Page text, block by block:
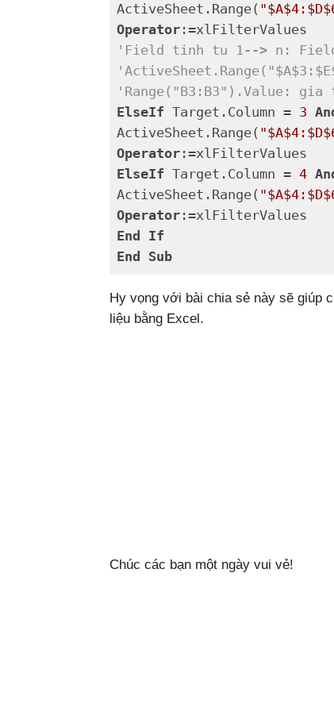
ActiveSheet.Range(
Operator
'Field tinh tu 1--> n: Field
'Range("B3:B3").Value:
ElseIf Target.Column = 3
ActiveSheet.Range(
Operator
ElseIf Target.Column = 4
ActiveSheet.Range(
Operator
End
If
End
Sub
Hy vọng với bài chia sẻ này sẽ giúp
liệu bằng Excel.
Chúc các bạn một ngày vui vẻ!